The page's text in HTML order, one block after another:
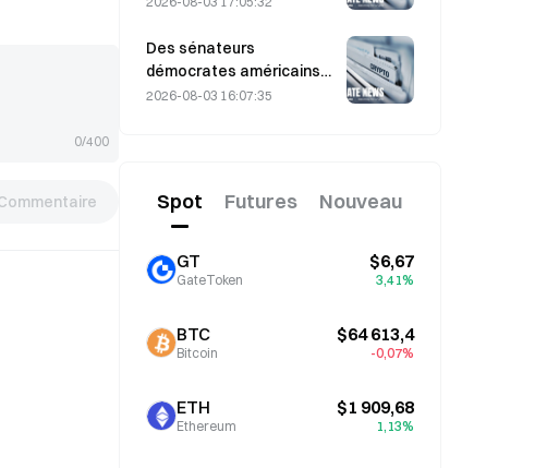
0/400
dernière journée de
vendredi, surprenant les
participants au marché
Des sénateurs
démocrates américains
exhortent la CFTC à
battre des records
2026-08-03 16:07:35
Spot Futures Nouveau
GT
GateToken
$6,67
3,41%
BTC
Bitcoin
$64 613,4
-0,07%
ETH
Ethereum
$1 909,68
1,13%